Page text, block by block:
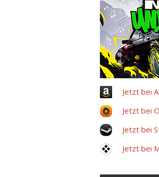
Jetzt bei
Jetzt bei
Jetzt bei
Jetzt bei